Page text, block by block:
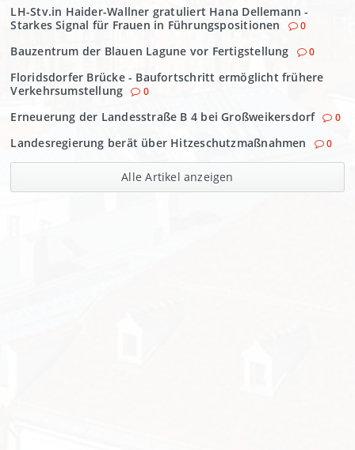
LH-Stv.in Haider-Wallner gratuliert Hana Dellemann -
Starkes Signal für Frauen in Führungspositionen
0
Bauzentrum der Blauen Lagune vor Fertigstellung 0
Floridsdorfer Brücke - Baufortschritt ermöglicht frühere
Verkehrsumstellung
0
Erneuerung der Landesstraße B 4 bei Großweikersdorf 0
Landesregierung berät über Hitzeschutzmaßnahmen 0
Alle Artikel anzeigen